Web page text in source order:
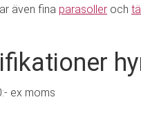
även fina parasoller och
ex moms